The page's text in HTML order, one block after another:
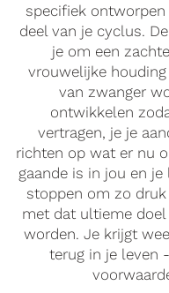
specifiek
deel van je cyclus.
je om een
vrouwelijke
van zwanger
ontwikkelen
vertragen, je je
richten op wat er nu
gaande is in jou en
stoppen om zo
met dat ultieme doel
worden. Je krijgt
terug in je leven